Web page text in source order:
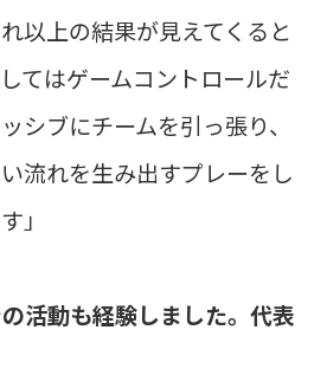
以上の結果が見えてくると
てはゲームコントロールだ
シブにチームを引っ張り、
流れを生み出すプレーをし
」
の活動も経験しました。代表